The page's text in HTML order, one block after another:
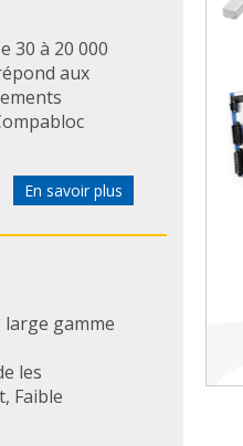
30 à 20 000
aux
En savoir plus
gamme
les
Faible